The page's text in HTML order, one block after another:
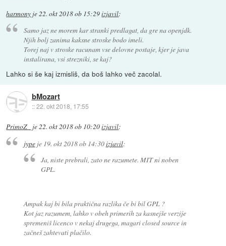
harmony je 22. okt 2018 ob 15:29izjavil:
Samo jaz ne morem kar stranki predlagat, da gre na openjdk.
Njih bolj zanima kaksne stroske bodo imeli.
Torej naj v stroske racunam vse delovne postaje, kjer je java
instalirana, vsi strezniki, se kaj?
Lahko si še kaj izmisliš, da boš lahko več zacolal.
bMozart
::22. okt 2018, 17:55
PrimoZ_ je22. okt 2018 ob 10:20izjavil:
jypeje 19. okt 2018 ob 14:30izjavil:
Ja, niste prebrali, zato ne razumete. MIT ni noben
GPL.
Ampak kaj bi bila praktična razlika če bi bil GPL ?
Kot jaz razumem, lahko v obeh primerih za kasnejše verzije
spremeniš licenco v nekaj drugega, magari closed source in
začneš zahtevati plačilo.